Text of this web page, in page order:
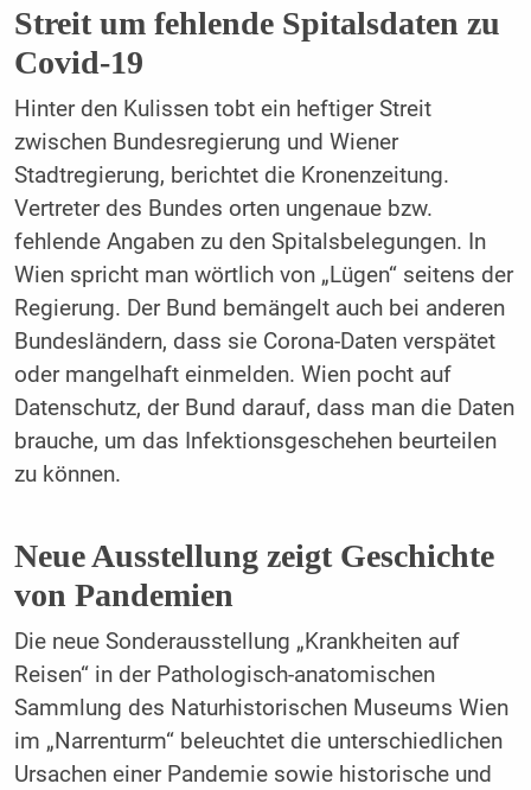
Streit um fehlende Spitalsdaten zu
Covid-19
Hinter den Kulissen tobt ein heftiger Streit
zwischen Bundesregierung und Wiener
Stadtregierung, berichtet die Kronenzeitung.
Vertreter des Bundes orten ungenaue bzw.
fehlende Angaben zu den Spitalsbelegungen. In
Wien spricht man wörtlich von „Lügen“ seitens der
Regierung. Der Bund bemängelt auch bei anderen
Bundesländern, dass sie Corona-Daten verspätet
oder mangelhaft einmelden. Wien pocht auf
Datenschutz, der Bund darauf, dass man die Daten
brauche, um das Infektionsgeschehen beurteilen
zu können.
Neue Ausstellung zeigt Geschichte
von Pandemien
Die neue Sonderausstellung „Krankheiten auf
Reisen“ in der Pathologisch-anatomischen
Sammlung des Naturhistorischen Museums Wien
im „Narrenturm“ beleuchtet die unterschiedlichen
Ursachen einer Pandemie sowie historische und